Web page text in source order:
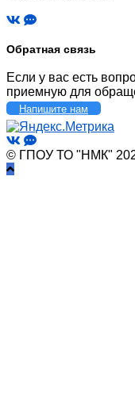
Обратная связь
Если у вас есть
приемную для
Напишите нам
© ГПОУ ТО "НМК"